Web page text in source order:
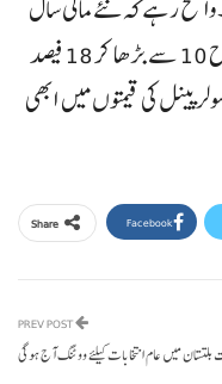
رہے کہ نئے مالی سال
کے بجٹ میں سولرپینل پر جی ایس ٹی کی شرح 10 سے بڑھا کر 18 فیصد
کی قیمتوں میں ابھی
Share Facebook
بلتستان میں عام انتخابات کیلئے ووٹنگ آج ہوگی